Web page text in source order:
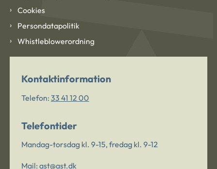
Cookies
Persondatapolitik
Whistleblowerordning
Kontaktinformation
Telefon: 33 41 12 00
Telefontider
Mandag-torsdag kl. 9-15, fredag kl. 9-12
Mail: ast@ast.dk